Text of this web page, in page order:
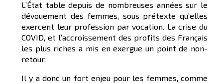
L’État table depuis de nombreuses années sur le
dévouement des femmes, sous prétexte qu’elles
exercent leur profession par vocation. La crise du
COVID, et l’accroissement des profits des Français
les plus riches a mis en exergue un point de non-
retour.
Il y a donc un fort enjeu pour les femmes, comme